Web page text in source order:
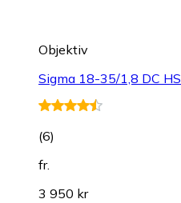
Objektiv
Sigma 18-35/1,8 DC
(6)
fr.
3 950 kr